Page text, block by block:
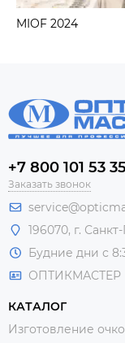
MIOF 2024
+7 800 101 53 35
Заказать звонок
196070, г.
Будние дни с
ОПТИКМАСТЕР
КАТАЛОГ
Изготовление